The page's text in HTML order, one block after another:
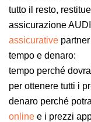
tutto il resto,
assicurazione
assicurative
tempo e denaro:
tempo perché
per ottenere tutti i
denaro perché
online e i prezzi